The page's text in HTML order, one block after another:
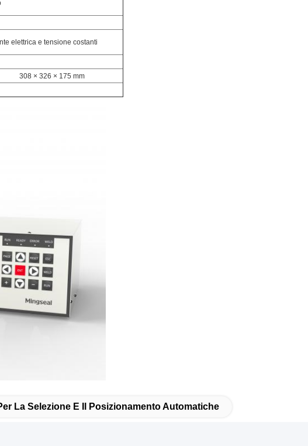
elettrica e tensione costanti
308 × 326 × 175 mm
La Selezione E Il Posizionamento Automatiche